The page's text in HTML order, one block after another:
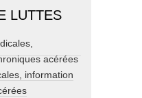
LUTTES
information